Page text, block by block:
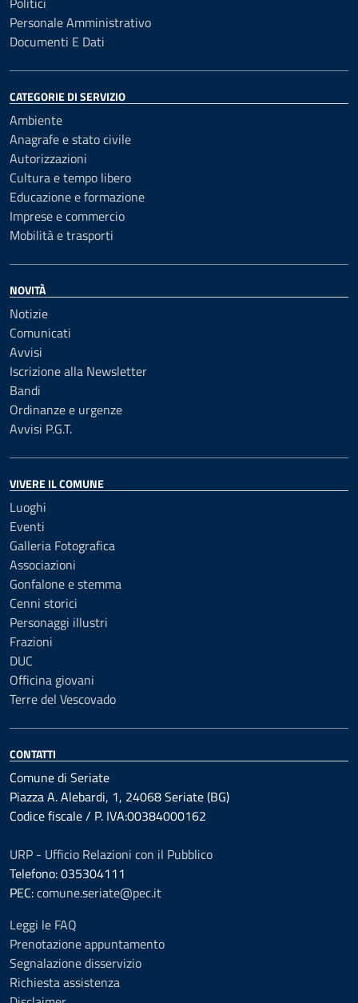
Personale Amministrativo
Documenti E Dati
CATEGORIE DI SERVIZIO
Ambiente
Anagrafe e stato civile
Autorizzazioni
Cultura e tempo libero
Educazione e formazione
Imprese e commercio
Mobilità e trasporti
NOVITÀ
Notizie
Comunicati
Avvisi
Iscrizione alla Newsletter
Bandi
Ordinanze e urgenze
Avvisi P.G.T.
VIVERE IL COMUNE
Luoghi
Eventi
Galleria Fotografica
Associazioni
Gonfalone e stemma
Cenni storici
Personaggi illustri
Frazioni
DUC
Officina giovani
Terre del Vescovado
CONTATTI
Comune di Seriate
Piazza A. Alebardi, 1, 24068 Seriate (BG)
Codice fiscale / P. IVA:00384000162
URP - Ufficio Relazioni con il Pubblico
Telefono: 035304111
PEC:comune.seriate@pec.it
Leggi le FAQ
Prenotazione appuntamento
Segnalazione disservizio
Richiesta assistenza